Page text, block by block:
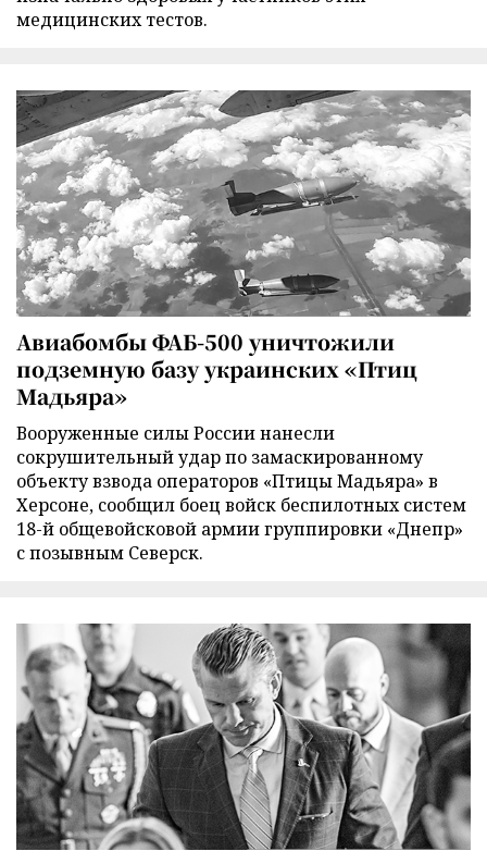
медицинских тестов.
Авиабомбы ФАБ-500 уничтожили
подземную базу украинских «Птиц
Мадьяра»
Вооруженные силы России нанесли
сокрушительный удар по замаскированному
объекту взвода операторов «Птицы Мадьяра» в
Херсоне, сообщил боец войск беспилотных систем
18-й общевойсковой армии группировки «Днепр»
с позывным Северск.